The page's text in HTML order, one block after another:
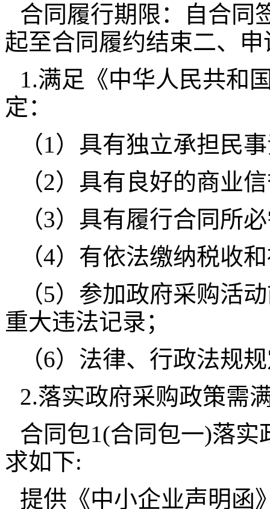
合同履行期限：自合同
起至合同履约结束二、
1.满足《中华人民共和
定：
（1）具有独立承担民
（2）具有良好的商业
（3）具有履行合同所
（4）有依法缴纳税收
（5）参加政府采购活
重大违法记录；
（6）法律、行政法规
2.落实政府采购政策需
合同包1(合同包一)落
求如下:
提供《中小企业声明函